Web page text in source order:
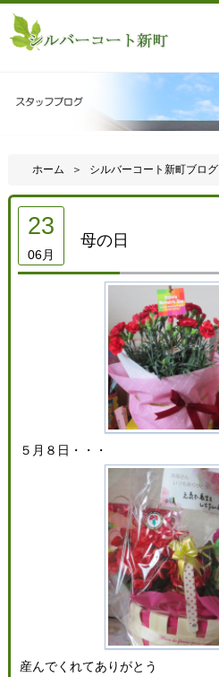
ホーム シルバーコート新町ブログ
23
06月
母の日
５月８日・・・
産んでくれてありがとう